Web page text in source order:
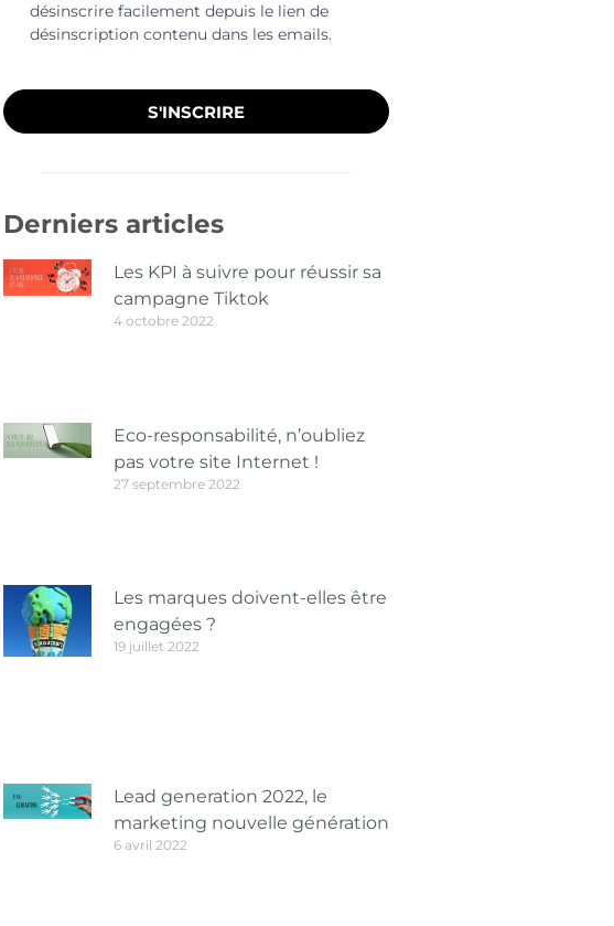
désinscrire facilement depuis le lien de
désinscription contenu dans les emails.
S'INSCRIRE
Derniers articles
Les KPI à suivre pour réussir sa
campagne Tiktok
4 octobre 2022
Eco-responsabilité, n’oubliez
pas votre site Internet !
27 septembre 2022
Les marques doivent-elles être
engagées ?
19 juillet 2022
Lead generation 2022, le
marketing nouvelle génération
6 avril 2022